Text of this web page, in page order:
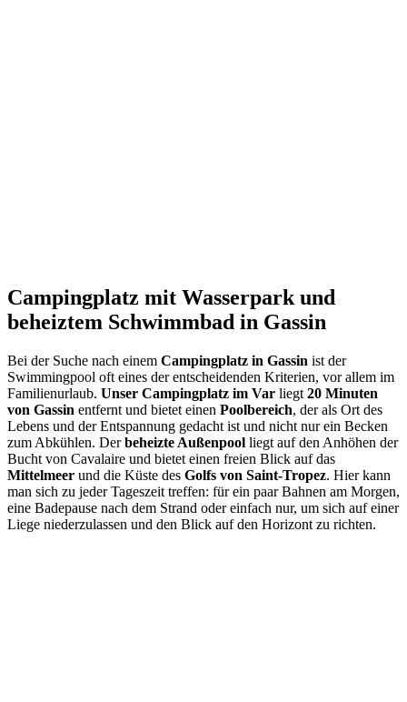
Campingplatz mit Wasserpark und
beheiztem Schwimmbad in Gassin
Bei der Suche nach einem Campingplatz in Gassin ist der
Swimmingpool oft eines der entscheidenden Kriterien, vor allem im
Familienurlaub. Unser Campingplatz im Var liegt 20 Minuten
von Gassin entfernt und bietet einen Poolbereich, der als Ort des
Lebens und der Entspannung gedacht ist und nicht nur ein Becken
zum Abkühlen. Derbeheizte Außenpool liegt auf den Anhöhen der
Bucht von Cavalaire und bietet einen freien Blick auf das
Mittelmeer und die Küste des Golfs von Saint-Tropez. Hier kann
man sich zu jeder Tageszeit treffen: für ein paar Bahnen am Morgen,
eine Badepause nach dem Strand oder einfach nur, um sich auf einer
Liege niederzulassen und den Blick auf den Horizont zu richten.